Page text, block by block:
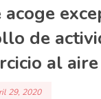
de
al
29, 2020